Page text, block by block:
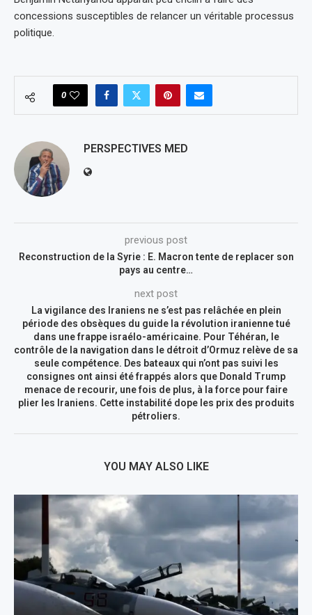
concessions susceptibles de relancer un véritable processus
politique.
0
PERSPECTIVES MED
previous post
Reconstruction de la Syrie : E. Macron tente de replacer son
pays au centre…
next post
La vigilance des Iraniens ne s’est pas relâchée en plein
période des obsèques du guide la révolution iranienne tué
dans une frappe israélo-américaine. Pour Téhéran, le
contrôle de la navigation dans le détroit d’Ormuz relève de sa
seule compétence. Des bateaux qui n’ont pas suivi les
consignes ont ainsi été frappés alors que Donald Trump
menace de recourir, une fois de plus, à la force pour faire
plier les Iraniens. Cette instabilité dope les prix des produits
pétroliers.
YOU MAY ALSO LIKE